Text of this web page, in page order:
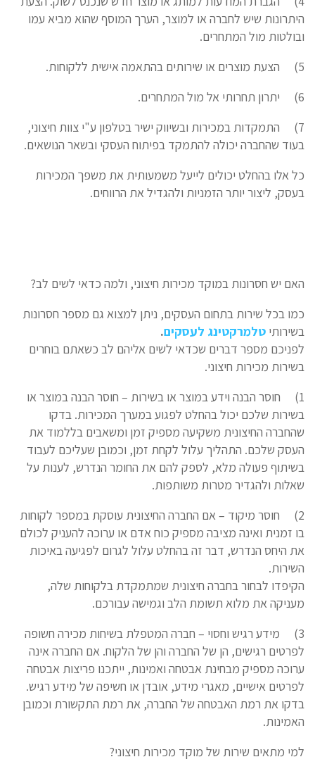
היתרונות שיש לחברה או למוצר, הערך המוסף שהוא מביא עמו
ובולטות מול המתחרים.
5)
הצעת מוצרים או שירותים בהתאמה אישית ללקוחות.
6)
יתרון תחרותי אל מול המתחרים.
7)
התמקדות במכירות ובשיווק ישיר בטלפון ע"י צוות חיצוני,
בעוד שהחברה יכולה להתמקד בפיתוח העסקי ובשאר הנושאים.
כל אלו בהחלט יכולים לייעל משמעותית את משפך המכירות
בעסק, ליצור יותר הזמניות ולהגדיל את הרווחים.
האם יש חסרונות במוקד מכירות חיצוני, ולמה כדאי לשים לב?
כמו בכל שירות בתחום העסקים, ניתן למצוא גם מספר חסרונות
בשירותי טלמרקטינג לעסקים.
לפניכם מספר דברים שכדאי לשים אליהם לב כשאתם בוחרים
בשירות מכירות חיצוני.
1)
חוסר הבנה וידע במוצר או בשירות – חוסר הבנה במוצר או
בשירות שלכם יכול בהחלט לפגוע במערך המכירות. בדקו
שהחברה החיצונית משקיעה מספיק זמן ומשאבים בללמוד את
העסק שלכם. התהליך עלול לקחת זמן, וכמובן שעליכם לעבוד
בשיתוף פעולה מלא, לספק להם את החומר הנדרש, לענות על
שאלות ולהגדיר מטרות משותפות.
2)
חוסר מיקוד – אם החברה החיצונית עוסקת במספר לקוחות
בו זמנית ואינה מציבה מספיק כוח אדם או ערוכה להעניק לכולם
את היחס הנדרש, דבר זה בהחלט עלול לגרום לפגיעה באיכות
השירות.
הקיפדו לבחור בחברה חיצונית שמתמקדת בלקוחות שלה,
מעניקה את מלוא תשומת הלב וגמישה עבורכם.
3)
מידע רגיש וחסוי – חברה המטפלת בשיחות מכירה חשופה
לפרטים רגישים, הן של החברה והן של הלקוח. אם החברה אינה
ערוכה מספיק מבחינת אבטחה ואמינות, ייתכנו פריצות אבטחה
לפרטים אישיים, מאגרי מידע, אובדן או חשיפה של מידע רגיש.
בדקו את רמת האבטחה של החברה, את רמת התקשורת וכמובן
האמינות.
למי מתאים שירות של מוקד מכירות חיצוני?